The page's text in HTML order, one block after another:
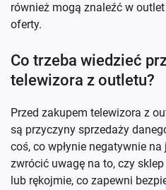
również mogą znaleźć w
oferty.
Co trzeba wiedzieć
telewizora z outletu?
Przed zakupem telewizora z
są przyczyny sprzedaży
coś, co wpłynie negatywnie
zwrócić uwagę na to, czy
lub rękojmie, co zapewni